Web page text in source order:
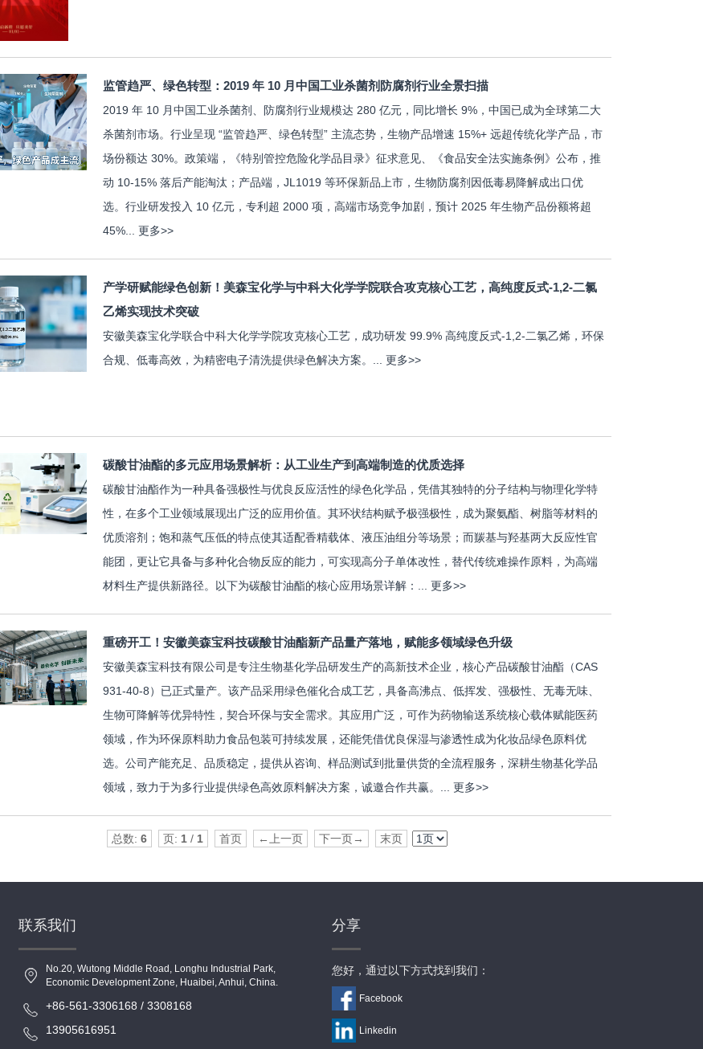
监管趋严、绿色转型：2019 年 10 月中国工业杀菌剂防腐剂行业全景扫描
2019 年 10 月中国工业杀菌剂、防腐剂行业规模达 280 亿元，同比增长 9%，中国已成为全球第二大
杀菌剂市场。行业呈现 “监管趋严、绿色转型” 主流态势，生物产品增速 15%+ 远超传统化学产品，市
场份额达 30%。政策端，《特别管控危险化学品目录》征求意见、《食品安全法实施条例》公布，推
动 10-15% 落后产能淘汰；产品端，JL1019 等环保新品上市，生物防腐剂因低毒易降解成出口优
选。行业研发投入 10 亿元，专利超 2000 项，高端市场竞争加剧，预计 2025 年生物产品份额将超
45%... 更多>>
产学研赋能绿色创新！美森宝化学与中科大化学学院联合攻克核心工艺，高纯度反式-1,2-二氯
乙烯实现技术突破
安徽美森宝化学联合中科大化学学院攻克核心工艺，成功研发 99.9% 高纯度反式-1,2-二氯乙烯，环保
合规、低毒高效，为精密电子清洗提供绿色解决方案。... 更多>>
碳酸甘油酯的多元应用场景解析：从工业生产到高端制造的优质选择
碳酸甘油酯作为一种具备强极性与优良反应活性的绿色化学品，凭借其独特的分子结构与物理化学特
性，在多个工业领域展现出广泛的应用价值。其环状结构赋予极强极性，成为聚氨酯、树脂等材料的
优质溶剂；饱和蒸气压低的特点使其适配香精载体、液压油组分等场景；而羰基与羟基两大反应性官
能团，更让它具备与多种化合物反应的能力，可实现高分子单体改性，替代传统难操作原料，为高端
材料生产提供新路径。以下为碳酸甘油酯的核心应用场景详解：... 更多>>
重磅开工！安徽美森宝科技碳酸甘油酯新产品量产落地，赋能多领域绿色升级
安徽美森宝科技有限公司是专注生物基化学品研发生产的高新技术企业，核心产品碳酸甘油酯（CAS
931-40-8）已正式量产。该产品采用绿色催化合成工艺，具备高沸点、低挥发、强极性、无毒无味、
生物可降解等优异特性，契合环保与安全需求。其应用广泛，可作为药物输送系统核心载体赋能医药
领域，作为环保原料助力食品包装可持续发展，还能凭借优良保湿与渗透性成为化妆品绿色原料优
选。公司产能充足、品质稳定，提供从咨询、样品测试到批量供货的全流程服务，深耕生物基化学品
领域，致力于为多行业提供绿色高效原料解决方案，诚邀合作共赢。... 更多>>
总数:6 页: 1 / 1 首页 ←上一页 下一页→ 末页
联系我们
No.20, Wutong Middle Road, Longhu Industrial Park,
Economic Development Zone, Huaibei, Anhui, China.
+86-561-3306168 / 3308168
13905616951
分享
您好，通过以下方式找到我们：
Facebook
Linkedin